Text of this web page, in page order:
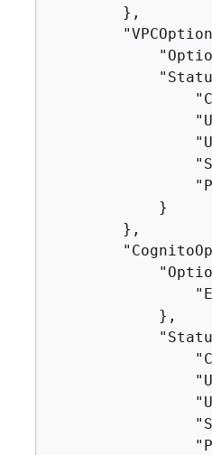
        },
            }
        },
            },